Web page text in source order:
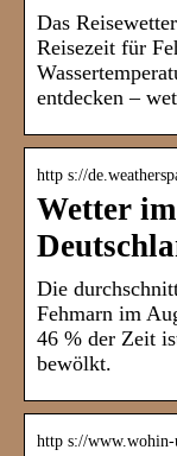
Das
Reisezeit für
entdecken –
http s://
Wetter
Die
Fehmarn im
46 % der Zeit
bewölkt.
http s://